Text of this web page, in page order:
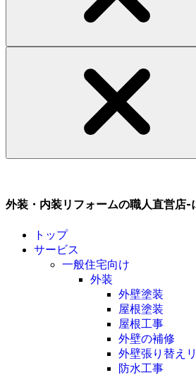
外装・内装リフォームの職人直営店-
トップ
サービス
一般住宅向け
外装
外壁塗装
屋根塗装
屋根工事
外壁の補修
外壁張り替え
防水工事